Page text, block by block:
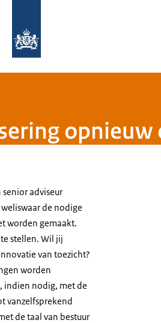
opnieuw
senior adviseur
de nodige
worden gemaakt.
stellen. Wil jij
van toezicht?
worden
indien nodig, met de
vanzelfsprekend
de taal van bestuur